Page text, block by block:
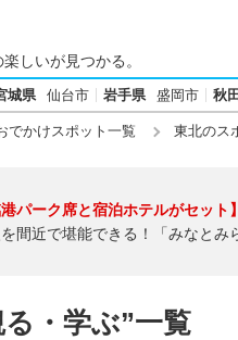
楽しいが見つかる。
城県 仙台市 岩手県 盛岡市 秋
でかけスポット一覧 東北のス
港パーク席と宿泊ホテルがセット】
間近で堪能できる！「みなとみ
・学ぶ”一覧